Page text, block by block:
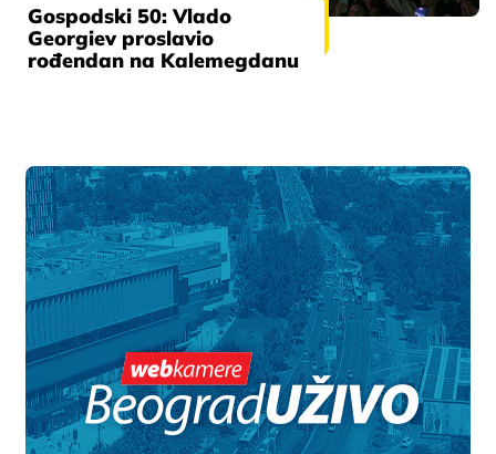
Gospodski 50: Vlado
Georgiev proslavio
rođendan na Kalemegdanu